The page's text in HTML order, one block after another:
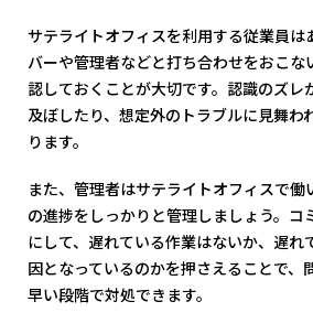
サテライトオフィスを利用する従業員は
バーや管理者などと打ち合わせをおこな
認しておくことが大切です。認識のズレ
及ぼしたり、想定外のトラブルに見舞わ
ります。
また、管理者はサテライトオフィスで
の進捗をしっかりと管理しましょう。コ
にして、遅れている作業はないか、遅れ
因となっているのかを押さえることで、
早い段階で対処できます。